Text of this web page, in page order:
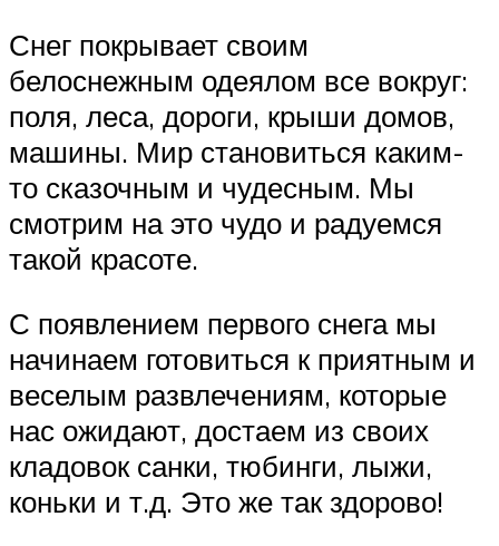
Снег покрывает своим
белоснежным одеялом все вокруг:
поля, леса, дороги, крыши домов,
машины. Мир становиться каким-
то сказочным и чудесным. Мы
смотрим на это чудо и радуемся
такой красоте.
С появлением первого снега мы
начинаем готовиться к приятным и
веселым развлечениям, которые
нас ожидают, достаем из своих
кладовок санки, тюбинги, лыжи,
коньки и т.д. Это же так здорово!